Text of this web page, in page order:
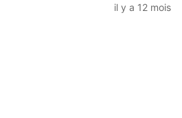
il y a 12 mois